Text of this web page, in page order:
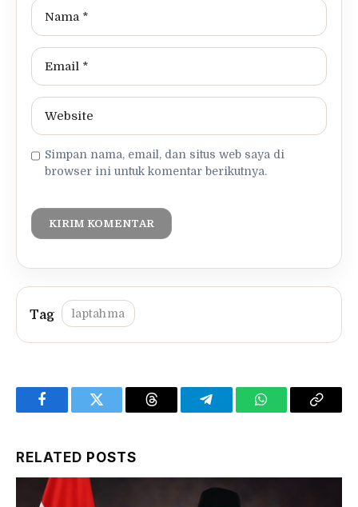
Simpan nama, email, dan situs web saya di
browser ini untuk komentar berikutnya.
laptahma
FacebookTwitter Threads TelegramWhatsAppCopy
RELATED POSTS